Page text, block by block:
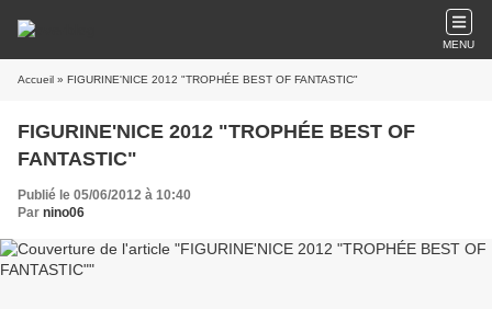
MENU
Accueil » FIGURINE'NICE 2012 "TROPHÉE BEST OF FANTASTIC"
FIGURINE'NICE 2012 "TROPHÉE BEST OF
FANTASTIC"
Publié le 05/06/2012 à 10:40
Par nino06